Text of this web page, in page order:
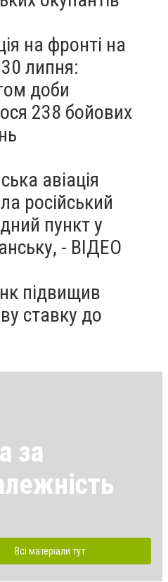
на фронті на
липня:
доби
238 бойових
авіація
російський
пункт у
- ВІДЕО
підвищив
ставку до
за
Всі матеріали тут